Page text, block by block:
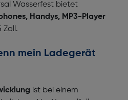
Wasserfest bietet
Handys, MP3-Player
Zoll.
mein Ladegerät
ist bei einem